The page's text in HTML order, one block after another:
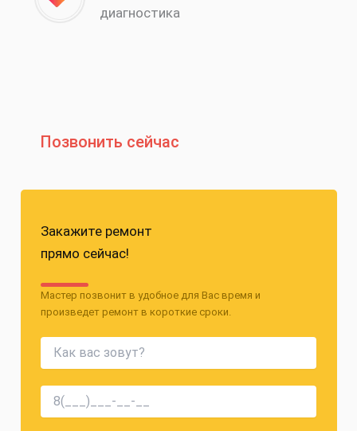
диагностика
Позвонить сейчас
Закажите ремонт
прямо сейчас!
Мастер позвонит в удобное для Вас время и
произведет ремонт в короткие сроки.